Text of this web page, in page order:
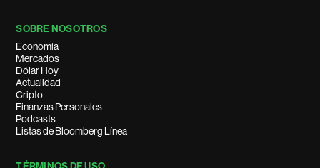
SOBRE NOSOTROS
Economía
Mercados
Dólar Hoy
Actualidad
Cripto
Finanzas Personales
Podcasts
Listas de Bloomberg Línea